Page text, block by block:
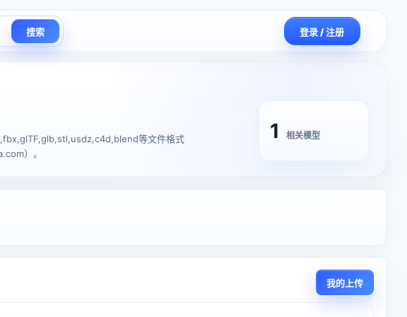
搜索 登录 / 注册
等文件格式
）。
1 相关模型
我的上传